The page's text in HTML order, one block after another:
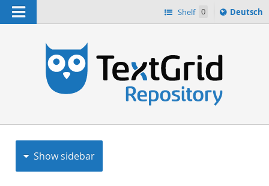
Navigation Shelf 0
Sprache
ï¿½ndern
Deutsch
Show sidebar